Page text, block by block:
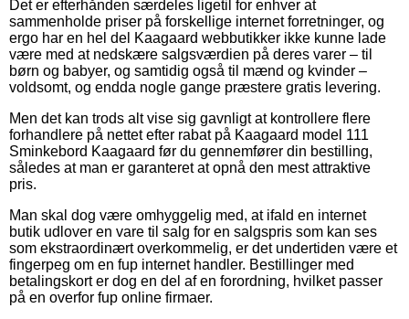
Det er efterhånden særdeles ligetil for enhver at
sammenholde priser på forskellige internet forretninger, og
ergo har en hel del Kaagaard webbutikker ikke kunne lade
være med at nedskære salgsværdien på deres varer – til
børn og babyer, og samtidig også til mænd og kvinder –
voldsomt, og endda nogle gange præstere gratis levering.
Men det kan trods alt vise sig gavnligt at kontrollere flere
forhandlere på nettet efter rabat på Kaagaard model 111
Sminkebord Kaagaard før du gennemfører din bestilling,
således at man er garanteret at opnå den mest attraktive
pris.
Man skal dog være omhyggelig med, at ifald en internet
butik udlover en vare til salg for en salgspris som kan ses
som ekstraordinært overkommelig, er det undertiden være et
fingerpeg om en fup internet handler. Bestillinger med
betalingskort er dog en del af en forordning, hvilket passer
på en overfor fup online firmaer.